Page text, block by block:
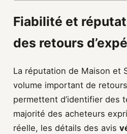
Fiabilité et
des retours
La réputation de Maison et
volume important de
permettent d’identifier des
majorité des acheteurs
réelle, les détails des avis